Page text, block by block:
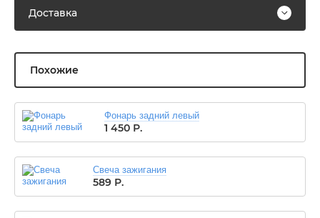
Доставка
Похожие
Фонарь задний левый
1 450Р.
Свеча зажигания
589Р.